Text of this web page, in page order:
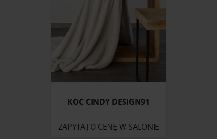
korzystasz z naszej witryny, udostępniamy partnerom
społecznościowym, reklamowym i analitycznym.
Partnerzy mogą połączyć te informacje z innymi danymi
otrzymanymi od Ciebie lub uzyskanymi podczas
korzystania z ich usług.
KOC CINDY DESIGN91
ZAPYTAJ O CENĘ W SALONIE